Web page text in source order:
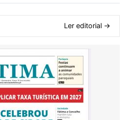
Ler editorial →